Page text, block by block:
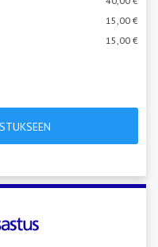
15,00 €
15,00 €